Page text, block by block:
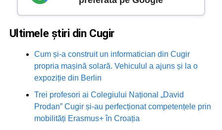
Ultimele știri din Cugir
Cum și-a construit un informatician din Cugir
propria mașină solară. Vehiculul a ajuns și la o
expoziție din Berlin
Trei profesori ai Colegiului Național „David
Prodan” Cugir și-au perfecționat competențele prin
mobilități Erasmus+ în Croația